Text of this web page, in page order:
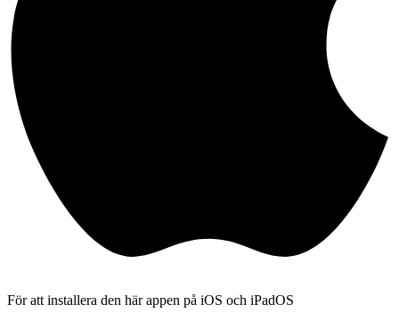
För att installera den här appen på iOS och iPadOS